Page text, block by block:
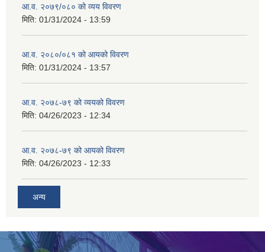
आ.व. २०७९/०८० को व्यय विवरण
मिति: 01/31/2024 - 13:59
आ.व. २०८०/०८१ को आयको विवरण
मिति: 01/31/2024 - 13:57
आ.व. २०७८-७९ को व्ययको विवरण
मिति: 04/26/2023 - 12:34
आ.व. २०७८-७९ को आयको विवरण
मिति: 04/26/2023 - 12:33
अन्य